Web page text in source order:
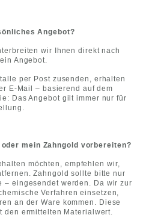
Angebot?
wir Ihnen direkt nach
Angebot.
per Post zusenden, erhalten
E-Mail – basierend auf dem
Das Angebot gilt immer nur für
mein Zahngold vorbereiten?
möchten, empfehlen wir,
Zahngold sollte bitte nur
– eingesendet werden. Da wir zur
Verfahren einsetzen,
an der Ware kommen. Diese
den ermittelten Materialwert.